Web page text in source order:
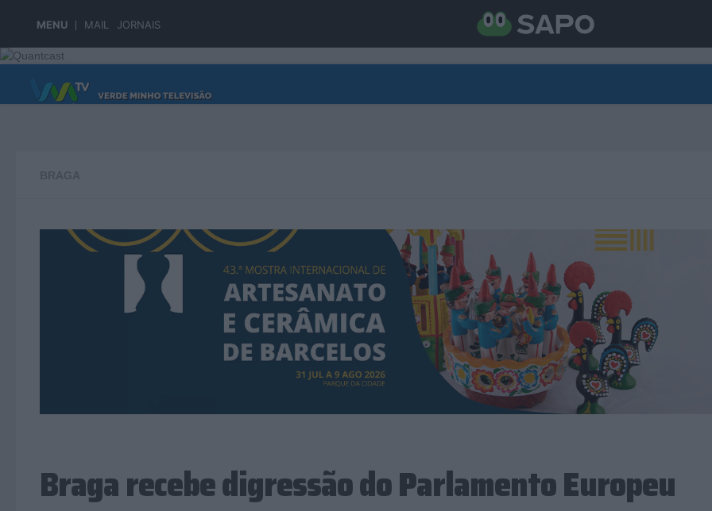
MENU MAIL JORNAIS
Skip to content
Braga recebe digressão do Parlamento Europeu